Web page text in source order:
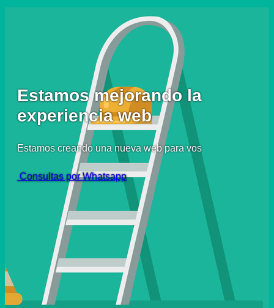
Estamos mejorando la
experiencia web
Estamos creando una nueva web para vos
Consultas por Whatsapp